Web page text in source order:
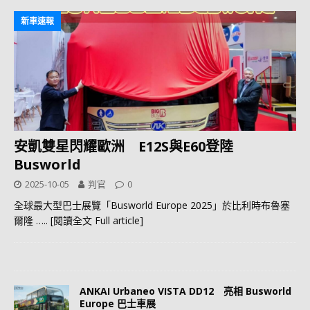
新車速報
安凱雙星閃耀歐洲 E12S與E60登陸
Busworld
2025-10-05 判官 0
全球最大型巴士展覽「Busworld Europe 2025」於比利時布魯塞
爾隆 ….. [閱讀全文 Full article]
ANKAI Urbaneo VISTA DD12 亮相 Busworld
Europe 巴士車展